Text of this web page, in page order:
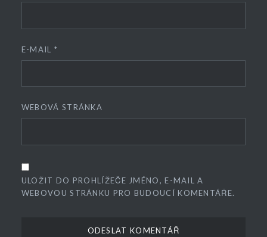
E-MAIL *
WEBOVÁ STRÁNKA
ULOŽIT DO PROHLÍŽEČE JMÉNO, E-MAIL A
WEBOVOU STRÁNKU PRO BUDOUCÍ KOMENTÁŘE.